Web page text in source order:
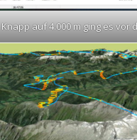
Knapp auf 4.000 m ging es